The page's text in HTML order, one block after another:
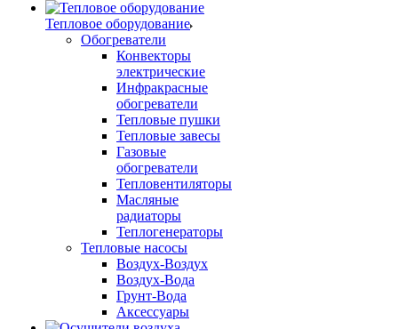
Тепловое оборудование
Обогреватели
Конвекторы
электрические
Инфракрасные
обогреватели
Тепловые пушки
Тепловые завесы
Газовые
обогреватели
Тепловентиляторы
Масляные
радиаторы
Теплогенераторы
Тепловые насосы
Воздух-Воздух
Воздух-Вода
Грунт-Вода
Аксессуары